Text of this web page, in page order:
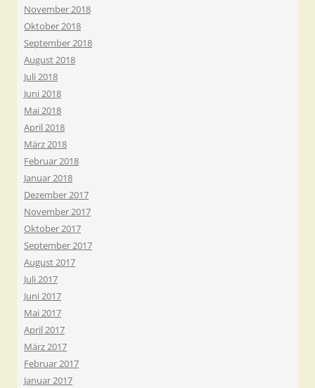
November 2018
Oktober 2018
September 2018
August 2018
Juli 2018
Juni 2018
Mai 2018
April 2018
März 2018
Februar 2018
Januar 2018
Dezember 2017
November 2017
Oktober 2017
September 2017
August 2017
Juli 2017
Juni 2017
Mai 2017
April 2017
März 2017
Februar 2017
Januar 2017